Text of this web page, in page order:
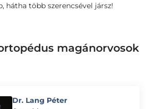
hátha több szerencsével jársz!
magánorvosok
Dr. Lang Péter